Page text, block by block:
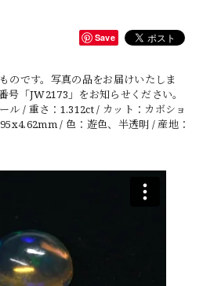
Save
のです。写真の品をお届けいたしま
号「JW2173」をお知らせください。
ル / 重さ：1.312ct / カット：カボショ
/ 色：遊色、半透明 / 産地：